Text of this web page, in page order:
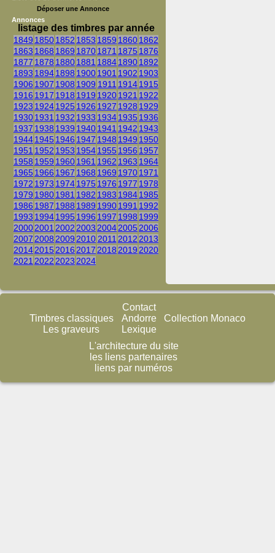
Déposer une Annonce
Annonces
listage des timbres par année
1849 18501852 1853 1859 18601862
1863 1868 1869 18701871 1875 1876
1877 1878 18801881 188418901892
1893 18941898 19001901 1902 1903
1906 1907 1908 1909 1911 19141915
1916 1917 1918 1919 19201921 1922
1923 19241925 1926 1927 1928 1929
19301931 1932 1933 19341935 1936
1937 1938 1939 19401941 1942 1943
19441945 1946 1947 1948 1949 1950
1951 1952 1953 19541955 1956 1957
1958 1959 19601961 1962 1963 1964
1965 1966 1967 1968 1969 19701971
1972 1973 19741975 1976 1977 1978
1979 19801981 1982 1983 19841985
1986 1987 1988 1989 19901991 1992
1993 19941995 1996 1997 1998 1999
2000200120022003200420052006
2007200820092010201120122013
2014201520162017201820192020
2021202220232024
Timbres classiques
Les graveurs
Contact
Andorre
Lexique
Collection Monaco
L'architecture du site
les liens partenaires
liens par numéros